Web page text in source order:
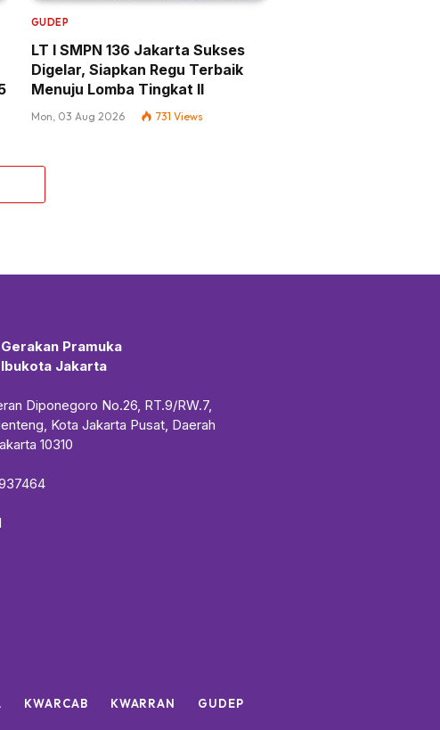
GUDEP
LT I SMPN 136 Jakarta Sukses
Digelar, Siapkan Regu Terbaik
Menuju Lomba Tingkat II
Mon, 03 Aug 2026 731 Views
Pramuka
Jakarta
Diponegoro No.26, RT.9/RW.7,
Kota Jakarta Pusat, Daerah
10310
KWARCAB KWARRAN GUDEP